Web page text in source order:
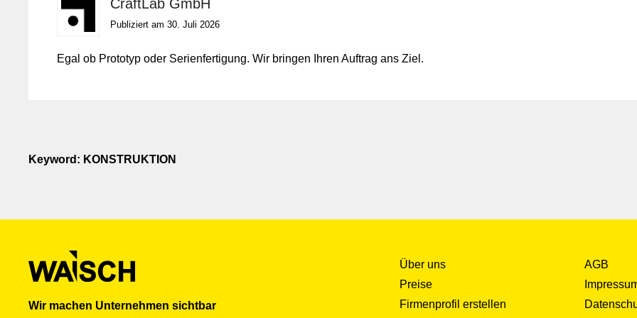
CraftLab GmbH
Publiziert am 30. Juli 2026
Egal ob Prototyp oder Serienfertigung. Wir bringen Ihren Auftrag ans Ziel.
Keyword: KONSTRUKTION
Wir machen Unternehmen sichtbar
Über uns
Preise
Firmenprofil erstellen
AGB